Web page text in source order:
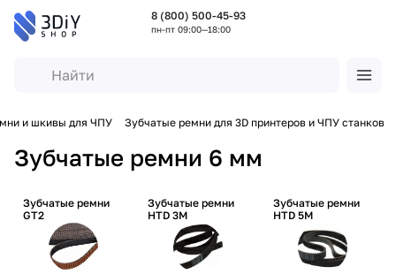
8 (800) 500-45-93
пн-пт 09:00—18:00
и шкивы для ЧПУ Зубчатые ремни для 3D принтеров и ЧПУ станков
Зубчатые ремни 6 мм
Зубчатые ремни
GT2
Зубчатые ремни
HTD 3M
Зубчатые ремни
HTD 5M